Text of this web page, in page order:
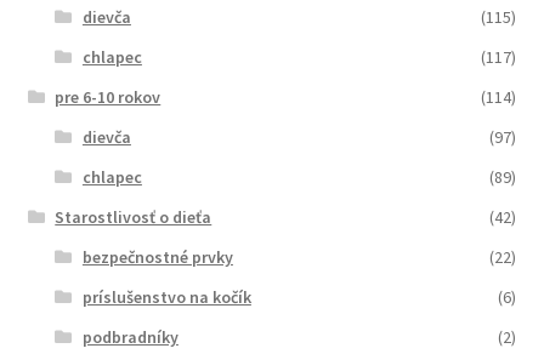
dievča
(115)
chlapec
(117)
pre 6-10 rokov
(114)
dievča
(97)
chlapec
(89)
Starostlivosť o dieťa
(42)
bezpečnostné prvky
(22)
príslušenstvo na kočík
(6)
podbradníky
(2)